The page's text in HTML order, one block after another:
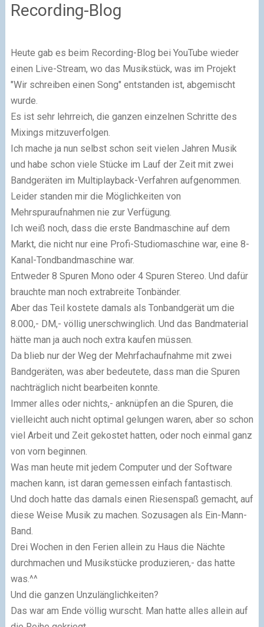
Recording-Blog
Heute gab es beim Recording-Blog bei YouTube wieder
einen Live-Stream, wo das Mu­sik­stück, was im Projekt
"Wir schreiben einen Song" entstanden ist, abgemischt
wurde.
Es ist sehr lehrreich, die ganzen einzelnen Schritte des
Mixings mitzuverfolgen.
Ich mache ja nun selbst schon seit vielen Jahren Musik
und habe schon viele Stücke im Lauf der Zeit mit zwei
Bandgeräten im Multiplayback-Verfahren aufgenommen.
Leider standen mir die Möglichkeiten von
Mehrspuraufnahmen nie zur Verfügung.
Ich weiß noch, dass die erste Bandmaschine auf dem
Markt, die nicht nur eine Profi-Studiomaschine war, eine 8-
Kanal-Tondbandmaschine war.
Entweder 8 Spuren Mono oder 4 Spuren Stereo. Und dafür
brauchte man noch extra­brei­te Tonbänder.
Aber das Teil kostete damals als Tonbandgerät um die
8.000,- DM,- völlig unerschwinglich. Und das Bandmaterial
hätte man ja auch noch extra kaufen müssen.
Da blieb nur der Weg der Mehrfachaufnahme mit zwei
Bandgeräten, was aber be­deu­te­te, dass man die Spuren
nachträglich nicht bearbeiten konnte.
Immer alles oder nichts,- anknüpfen an die Spuren, die
vielleicht auch nicht optimal gelungen waren, aber so schon
viel Arbeit und Zeit gekostet hatten, oder noch einmal ganz
von vorn beginnen.
Was man heute mit jedem Computer und der Software
machen kann, ist daran ge­mes­sen einfach fantastisch.
Und doch hatte das damals einen Riesenspaß gemacht, auf
diese Weise Musik zu machen. Sozusagen als Ein-Mann-
Band.
Drei Wochen in den Ferien allein zu Haus die Nächte
durchmachen und Musikstücke produzieren,- das hatte
was.^^
Und die ganzen Unzulänglichkeiten?
Das war am Ende völlig wurscht. Man hatte alles allein auf